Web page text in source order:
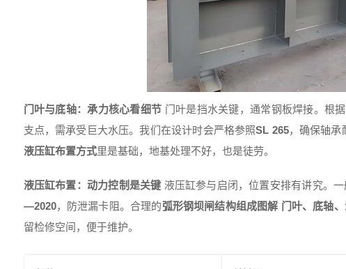
门叶与底轴：承力核心看细节 门叶是挡水关键，通常钢板焊接。根据
支点，需承受巨大水压。我们在设计时会严格参照SL 265，确保轴承
液压缸布置方式里是基础，地基处理不好，也是徒劳。
液压缸布置：动力控制是关键 液压缸参与启闭，位置安排有讲究。
—2020，防泄漏卡阻。合理的弧形钢坝闸结构组成图解 门叶、底轴
留检修空间，便于维护。